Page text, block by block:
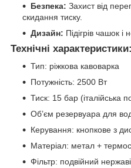
Безпека: Захист від
скидання тиску.
Дизайн: Підігрів чашок і
Технічні характеристики:
Тип: ріжкова кавоварка
Потужність: 2500 Вт
Тиск: 15 бар (італійська
Об’єм резервуара для
Керування: кнопкове з
Матеріал: метал +
Фільтр: подвійний